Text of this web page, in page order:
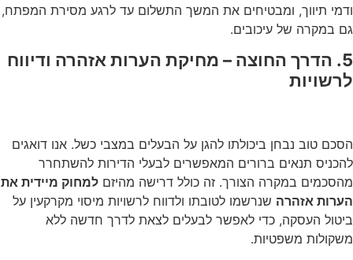
ודמי תיווך, ומבטיחים את המשך התשלום עד לרגע מסירת המפתח,
גם במקרה של עיכובים.
5. הדרך החוצה – מחיקת הערות אזהרה ודיווח
לרשויות
הסכם טוב נבחן ביכולתו להגן על הבעלים במצבי כשל. אנו דואגים
להכניס תנאים ברורים המאפשרים לבעלי הדירות להשתחרר
מהסכמים במקרה הצורך. זה כולל דרישה מהיזם למחוק מיידית את
הערות אזהרה שנרשמו לטובתו ולדווח לרשויות מיסוי מקרקעין על
ביטול העסקה, כדי לאפשר לבעלים לצאת לדרך חדשה ללא
משקולות משפטיות.